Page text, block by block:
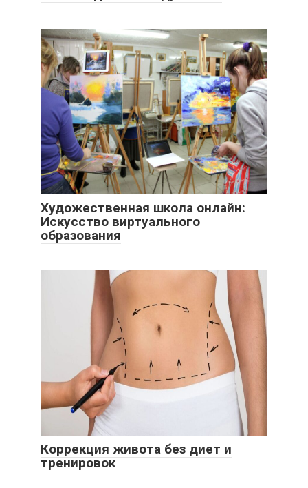
Художественная школа онлайн:
Искусство виртуального
образования
Коррекция живота без диет и
тренировок